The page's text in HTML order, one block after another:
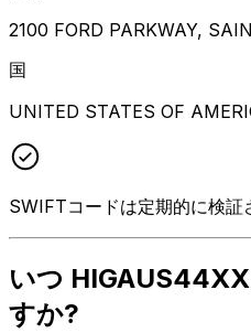
2100 FORD PARKWAY,
国
UNITED STATES OF
SWIFTコードは定期的に検証
いつ
すか?